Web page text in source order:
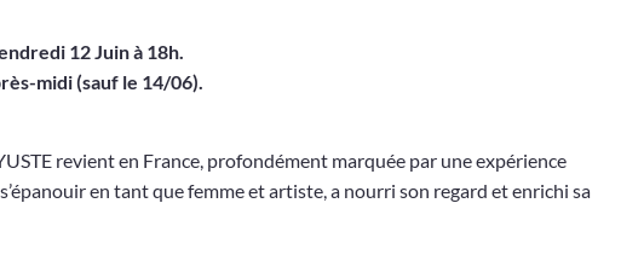
12 Juin à 18h.
midi (sauf le 14/06).
revient en France, profondément marquée par une expérience
en tant que femme et artiste, a nourri son regard et enrichi sa